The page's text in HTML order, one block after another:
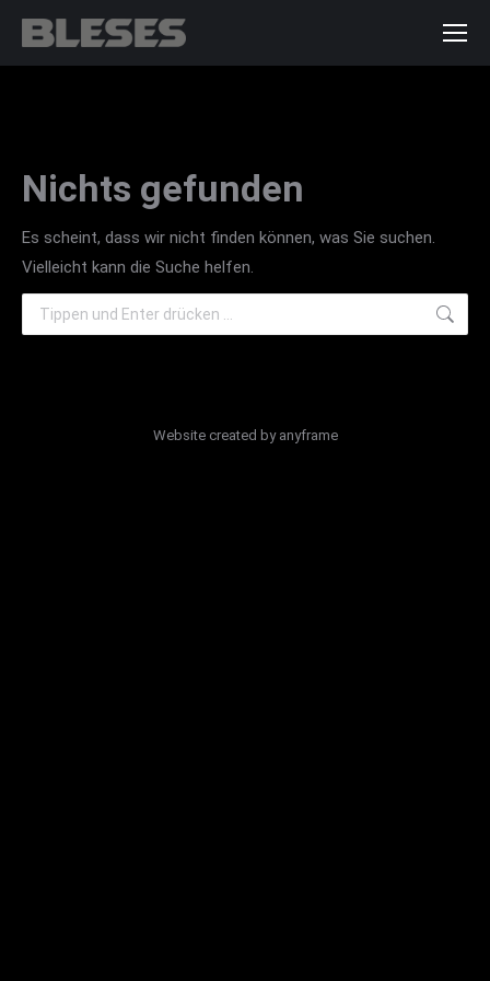
Nichts gefunden
Es scheint, dass wir nicht finden können, was Sie suchen.
Vielleicht kann die Suche helfen.
Search:
Website created by anyframe